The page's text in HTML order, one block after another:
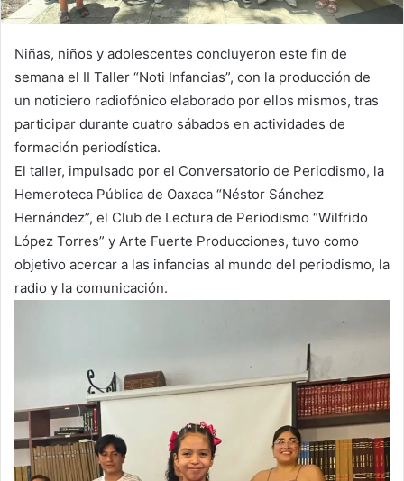
Niñas, niños y adolescentes concluyeron este fin de
semana el II Taller “Noti Infancias”, con la producción de
un noticiero radiofónico elaborado por ellos mismos, tras
participar durante cuatro sábados en actividades de
formación periodística.
El taller, impulsado por el Conversatorio de Periodismo, la
Hemeroteca Pública de Oaxaca “Néstor Sánchez
Hernández”, el Club de Lectura de Periodismo “Wilfrido
López Torres” y Arte Fuerte Producciones, tuvo como
objetivo acercar a las infancias al mundo del periodismo, la
radio y la comunicación.